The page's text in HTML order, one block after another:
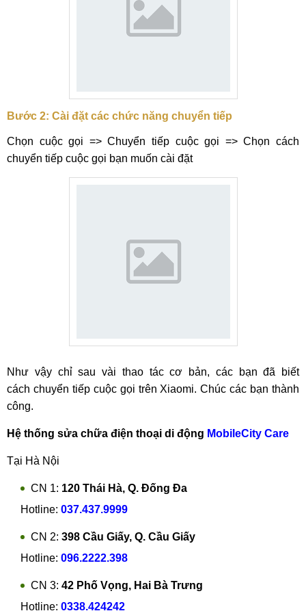
Bước 2: Cài đặt các chức năng chuyển tiếp
Chọn cuộc gọi => Chuyển tiếp cuộc gọi => Chọn cách
chuyển tiếp cuộc gọi bạn muốn cài đặt
Như vậy chỉ sau vài thao tác cơ bản, các bạn đã biết
cách chuyển tiếp cuộc gọi trên Xiaomi. Chúc các bạn thành
công.
Hệ thống sửa chữa điện thoại di động MobileCity Care
Tại Hà Nội
CN 1: 120 Thái Hà, Q. Đống Đa
Hotline: 037.437.9999
CN 2: 398 Cầu Giấy, Q. Cầu Giấy
Hotline: 096.2222.398
CN 3: 42 Phố Vọng, Hai Bà Trưng
Hotline: 0338.424242